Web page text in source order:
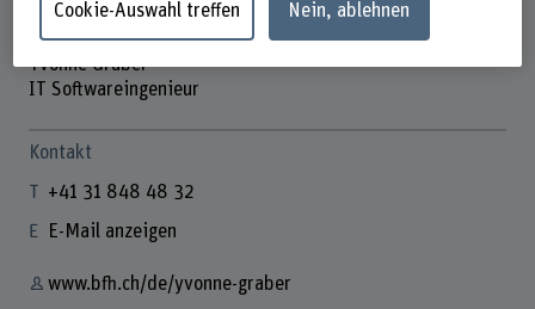
Yvonne Graber
IT Softwareingenieur
Kontakt
+41 31 848 48 32
E-Mail anzeigen
www.bfh.ch/de/yvonne-graber
Cookie-Auswahl treffen Nein, ablehnen